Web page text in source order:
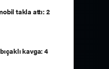
takla attı: 2
kavga: 4